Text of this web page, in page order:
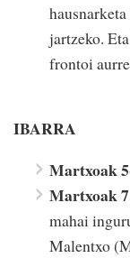
jartzeko.
frontoi
IBARRA
Martxoak
Martxoak 7
mahai
Malentxo